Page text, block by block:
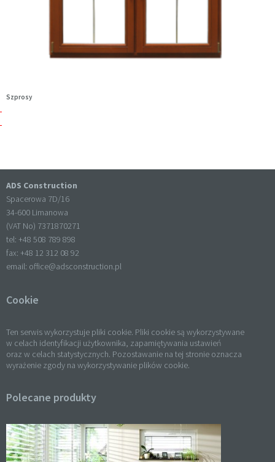
Szprosy
ADS Construction
Spacerowa 7D/16
34-600 Limanowa
(VAT No) 7371870271
tel: +48 508 789 898
fax: +48 12 312 08 92
email: office@adsconstruction.pl
Cookie
Ten serwis wykorzystuje pliki cookie. Pliki cookie są wykorzystywane
w celach identyfikacji użytkownika, zapamiętywania ustawień
oraz w celach statystycznych. Pozostawanie na tej stronie oznacza
wyrażenie zgody na wykorzystywanie plików cookie.
Polecane produkty